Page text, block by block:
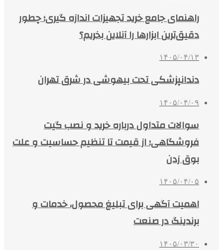
راهنمای جامع خرید تجهیزات اندازه گیری؛ چطور
دقیق‌ترین ابزارها را آنلاین بخریم؟
۱۴۰۵/۰۴/۱۳
دندانپزشکی تحت بیهوشی در شرق تهران
۱۴۰۵/۰۴/۰۹
سوالات متداول درباره خرید و نصب گیت
فروشگاهی؛ از قیمت تا تنظیم حساسیت و علت
بوق زدن
۱۴۰۵/۰۴/۰۵
اهمیت آگهی برای تبلیغ محصول، خدمات و
برندینگ در صنعت
۱۴۰۵/۰۳/۳۰